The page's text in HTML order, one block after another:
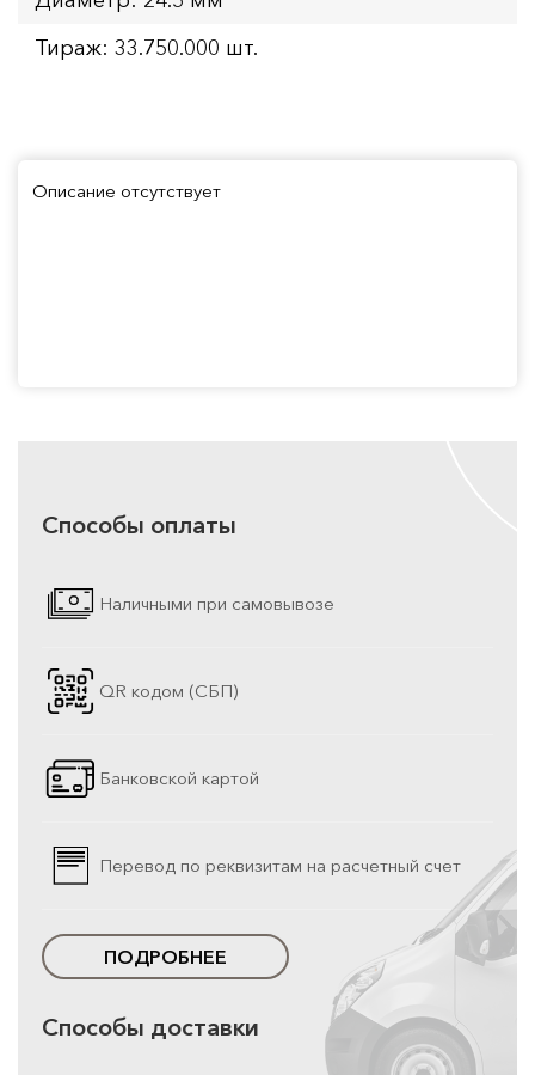
Тираж: 33.750.000 шт.
Описание отсутствует
Способы оплаты
Наличными при самовывозе
QR кодом (СБП)
Банковской картой
Перевод по реквизитам на расчетный счет
ПОДРОБНЕЕ
Способы доставки